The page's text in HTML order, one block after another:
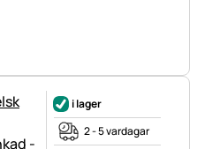
i lager
2 - 5 vardagar